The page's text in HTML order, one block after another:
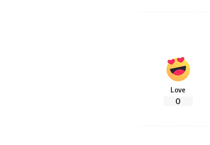
Love
0